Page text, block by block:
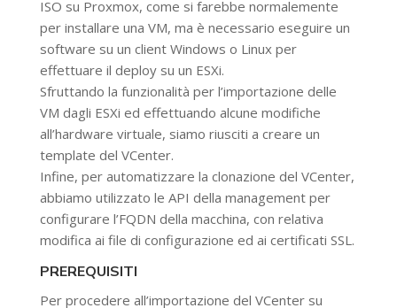
ISO su Proxmox, come si farebbe normalemente
per installare una VM, ma è necessario eseguire un
software su un client Windows o Linux per
effettuare il deploy su un ESXi.
Sfruttando la funzionalità per l’importazione delle
VM dagli ESXi ed effettuando alcune modifiche
all’hardware virtuale, siamo riusciti a creare un
template del VCenter.
Infine, per automatizzare la clonazione del VCenter,
abbiamo utilizzato le API della management per
configurare l’FQDN della macchina, con relativa
modifica ai file di configurazione ed ai certificati SSL.
PREREQUISITI
Per procedere all’importazione del VCenter su